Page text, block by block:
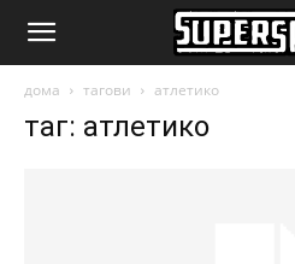
SuperSport.mk
дома тагови атлетико
таг: атлетико